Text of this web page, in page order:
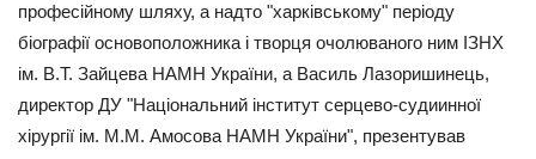
професійному шляху, а надто "харківському" періоду
біографії основоположника і творця очолюваного ним ІЗНХ
ім. В.Т. Зайцева НАМН України, а Василь Лазоришинець,
директор ДУ "Національний інститут серцево-судиинної
хірургії ім. М.М. Амосова НАМН України", презентував